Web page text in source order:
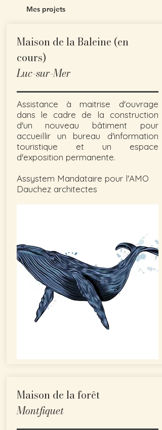
Mes projets
Maison de la Baleine (en
cours)
Luc-sur-Mer
Assistance à maitrise d'ouvrage
dans le cadre de la construction
d'un nouveau bâtiment pour
accueillir un bureau d'information
touristique et un espace
d'exposition permanente.
Assystem Mandataire pour l'AMO
Dauchez architectes
Maison de la forêt
Montfiquet